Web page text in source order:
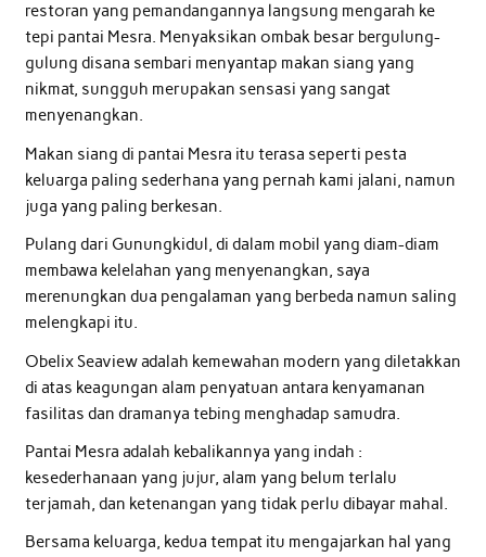
restoran yang pemandangannya langsung mengarah ke
tepi pantai Mesra. Menyaksikan ombak besar bergulung-
gulung disana sembari menyantap makan siang yang
nikmat, sungguh merupakan sensasi yang sangat
menyenangkan.
Makan siang di pantai Mesra itu terasa seperti pesta
keluarga paling sederhana yang pernah kami jalani, namun
juga yang paling berkesan.
Pulang dari Gunungkidul, di dalam mobil yang diam-diam
membawa kelelahan yang menyenangkan, saya
merenungkan dua pengalaman yang berbeda namun saling
melengkapi itu.
Obelix Seaview adalah kemewahan modern yang diletakkan
di atas keagungan alam penyatuan antara kenyamanan
fasilitas dan dramanya tebing menghadap samudra.
Pantai Mesra adalah kebalikannya yang indah :
kesederhanaan yang jujur, alam yang belum terlalu
terjamah, dan ketenangan yang tidak perlu dibayar mahal.
Bersama keluarga, kedua tempat itu mengajarkan hal yang